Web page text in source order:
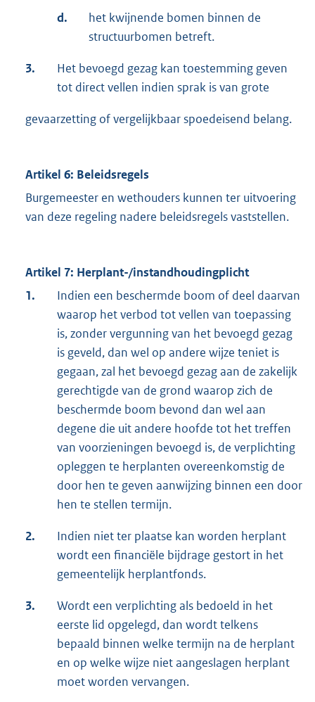
d.
het kwijnende bomen binnen de
structuurbomen betreft.
3.
Het bevoegd gezag kan toestemming geven
tot direct vellen indien sprak is van grote
gevaarzetting of vergelijkbaar spoedeisend belang.
Artikel 6: Beleidsregels
Burgemeester en wethouders kunnen ter uitvoering
van deze regeling nadere beleidsregels vaststellen.
Artikel 7: Herplant-/instandhoudingplicht
1.
Indien een beschermde boom of deel daarvan
waarop het verbod tot vellen van toepassing
is, zonder vergunning van het bevoegd gezag
is geveld, dan wel op andere wijze teniet is
gegaan, zal het bevoegd gezag aan de zakelijk
gerechtigde van de grond waarop zich de
beschermde boom bevond dan wel aan
degene die uit andere hoofde tot het treffen
van voorzieningen bevoegd is, de verplichting
opleggen te herplanten overeenkomstig de
door hen te geven aanwijzing binnen een door
hen te stellen termijn.
2.
Indien niet ter plaatse kan worden herplant
wordt een financiële bijdrage gestort in het
gemeentelijk herplantfonds.
3.
Wordt een verplichting als bedoeld in het
eerste lid opgelegd, dan wordt telkens
bepaald binnen welke termijn na de herplant
en op welke wijze niet aangeslagen herplant
moet worden vervangen.